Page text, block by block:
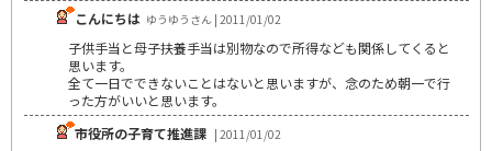
こんにちは ゆうゆうさん | 2011/01/02
子供手当と母子扶養手当は別物なので所得なども関係してくると
思います。
全て一日でできないことはないと思いますが、念のため朝一で行
った方がいいと思います。
市役所の子育て推進課 | 2011/01/02